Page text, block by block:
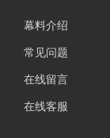
幕料介绍
常见问题
在线留言
在线客服